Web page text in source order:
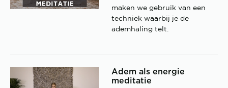
maken we gebruik van een
techniek waarbij je de
ademhaling telt.
Adem als energie
meditatie